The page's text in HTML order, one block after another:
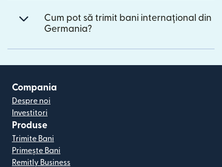
Cum pot să trimit bani internațional din
Germania?
Compania
Despre noi
Investitori
Produse
Trimite Bani
Primește Bani
Remitly Business